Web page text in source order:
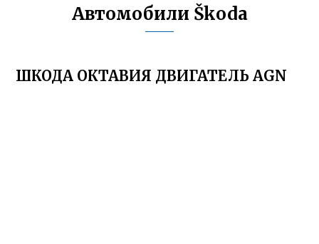
Автомобили Škoda
ШКОДА ОКТАВИЯ ДВИГАТЕЛЬ AGN